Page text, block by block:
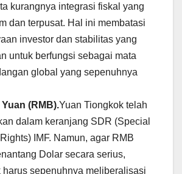
kurangnya integrasi fiskal yang
dan terpusat. Hal ini membatasi
investor dan stabilitas yang
untuk berfungsi sebagai mata
global yang sepenuhnya
(RMB).Yuan Tiongkok telah
dalam keranjang SDR (Special
IMF. Namun, agar RMB
Dolar secara serius,
harus sepenuhnya meliberalisasi